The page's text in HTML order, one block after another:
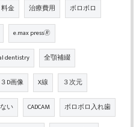
料金 治療費用 ボロボロ
e.max press🄬
dentistry 全顎補綴
３D画像 X線 ３次元
い CADCAM ボロボロ入れ歯